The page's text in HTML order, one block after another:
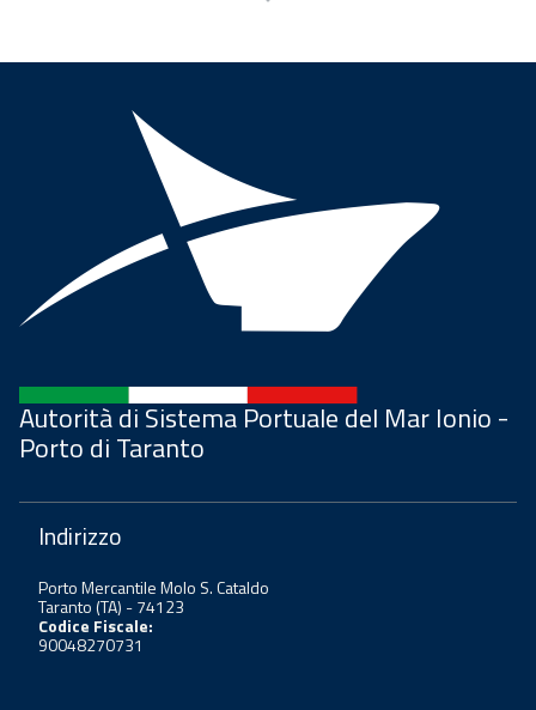
Autorità di Sistema Portuale del Mar Ionio -
Porto di Taranto
Indirizzo
Porto Mercantile Molo S. Cataldo
Taranto (TA) - 74123
Codice Fiscale:
90048270731